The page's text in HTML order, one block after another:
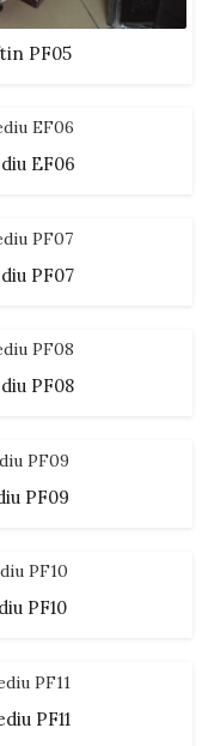
PF05
EF06
PF07
PF08
PF09
PF10
PF11